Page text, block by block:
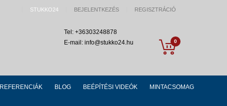
STUKKO24 BEJELENTKEZÉS REGISZTRÁCIÓ
My Cart
0
Tel: +36303248878
E-mail: info@stukko24.hu
REFERENCIÁK BLOG BEÉPÍTÉSI VIDEÓK MINTACSOMAG